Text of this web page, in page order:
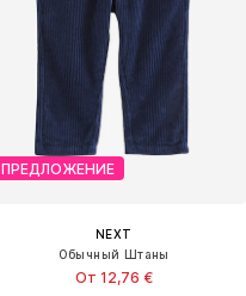
ПРЕДЛОЖЕНИЕ
NEXT
Обычный Штаны
От 12,76 €